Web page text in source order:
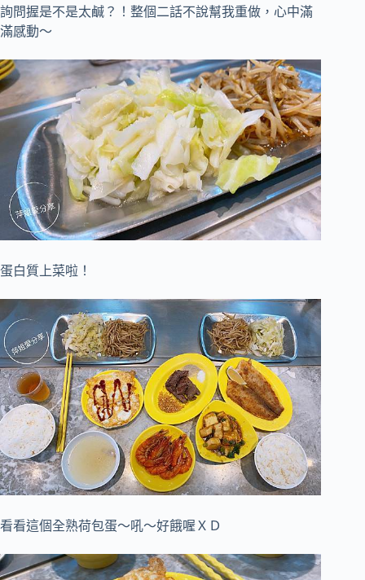
詢問握是不是太鹹？！ 整個二話不說幫我重做，心中滿
滿感動～
蛋白質上菜啦！
看看這個全熟荷包蛋～吼～好餓喔ＸＤ